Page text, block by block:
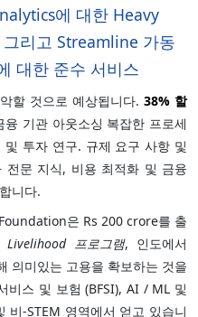
에 대한 Heavy
그리고 Streamline 가동
대한 준수 서비스
할 것으로 예상됩니다. 38% 할
기관 아웃소싱 복잡한 프로세
투자 연구. 규제 요구 사항 및
전문 지식, 비용 최적화 및 금융
니다.
은 Rs 200 crore를 출
프로그램, 인도에서
의미있는 고용을 확보하는 것을
비스 및 보험 (BFSI), AI / ML 및
비-STEM 영역에서 얻고 있습니